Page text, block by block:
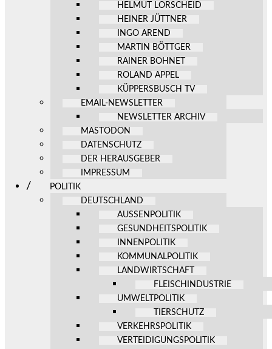
HELMUT LORSCHEID
HEINER JÜTTNER
INGO AREND
MARTIN BÖTTGER
RAINER BOHNET
ROLAND APPEL
KÜPPERSBUSCH TV
EMAIL-NEWSLETTER
NEWSLETTER ARCHIV
MASTODON
DATENSCHUTZ
DER HERAUSGEBER
IMPRESSUM
POLITIK
DEUTSCHLAND
AUSSENPOLITIK
GESUNDHEITSPOLITIK
INNENPOLITIK
KOMMUNALPOLITIK
LANDWIRTSCHAFT
FLEISCHINDUSTRIE
UMWELTPOLITIK
TIERSCHUTZ
VERKEHRSPOLITIK
VERTEIDIGUNGSPOLITIK